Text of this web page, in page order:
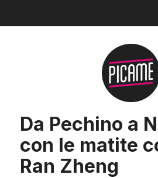
Da Pechino a
con le matite
Ran Zheng